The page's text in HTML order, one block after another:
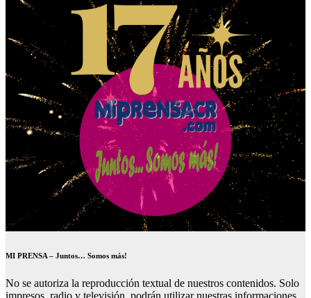
MI PRENSA – Juntos… Somos más!
No se autoriza la reproducción textual de nuestros contenidos. Solo